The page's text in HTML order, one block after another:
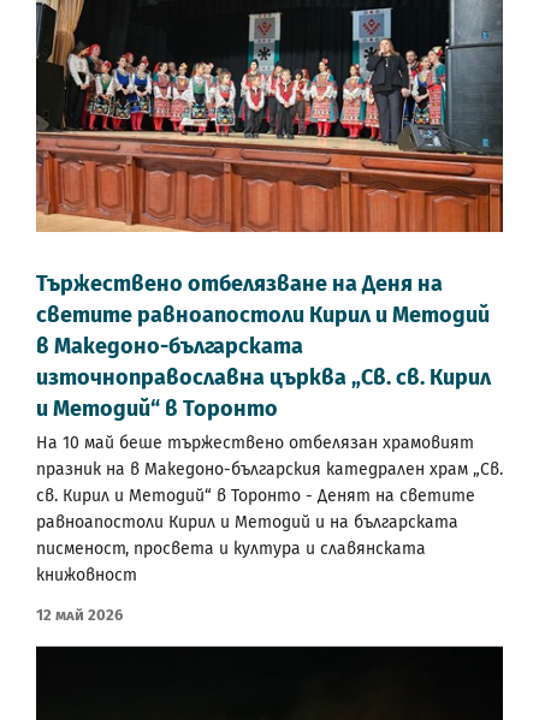
Тържествено отбелязване на Деня на
светите равноапостоли Кирил и Методий
в Македоно-българската
източноправославна църква „Св. св. Кирил
и Методий“ в Торонто
На 10 май беше тържествено отбелязан храмовият
празник на в Македоно-българския катедрален храм „Св.
св. Кирил и Методий“ в Торонто - Денят на светите
равноапостоли Кирил и Методий и на българската
писменост, просвета и култура и славянската
книжовност
12 Май 2026